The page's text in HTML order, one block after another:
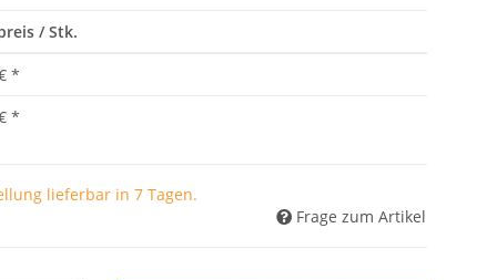
/ Stk.
*
*
lieferbar in 7 Tagen.
Frage zum Artikel